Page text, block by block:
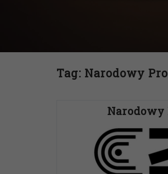
Tag: Narodowy
Narodowy